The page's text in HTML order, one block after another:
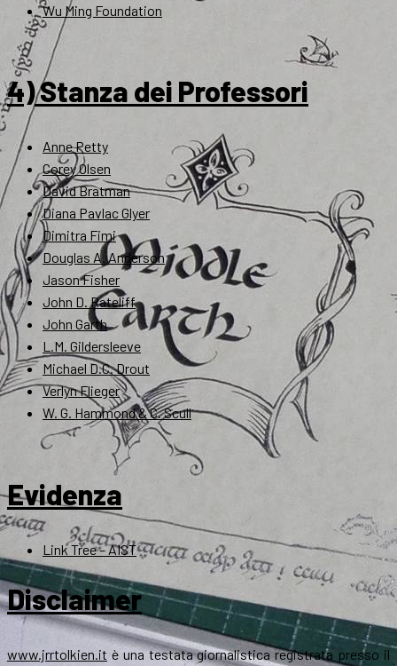
Wu Ming Foundation
4) Stanza dei Professori
Anne Petty
Corey Olsen
David Bratman
Diana Pavlac Glyer
Dimitra Fimi
Douglas A. Anderson
Jason Fisher
John D. Rateliff
John Garth
L.M. Gildersleeve
Michael D.C. Drout
Verlyn Flieger
W. G. Hammond & C. Scull
Evidenza
Link Tree – AIST
Disclaimer
www.jrrtolkien.it è una testata giornalistica registrata presso il